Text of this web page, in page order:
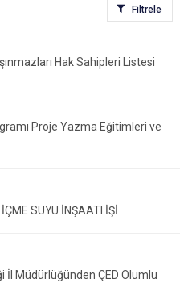
Filtrele
Hak Sahipleri Listesi
Proje Yazma Eğitimleri ve
SUYU İNŞAATI İŞİ
İl Müdürlüğünden ÇED Olumlu